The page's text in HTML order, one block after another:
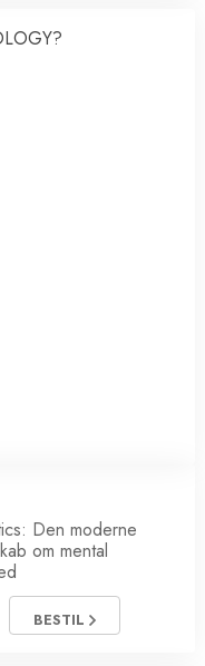
Den moderne
om mental
BESTIL